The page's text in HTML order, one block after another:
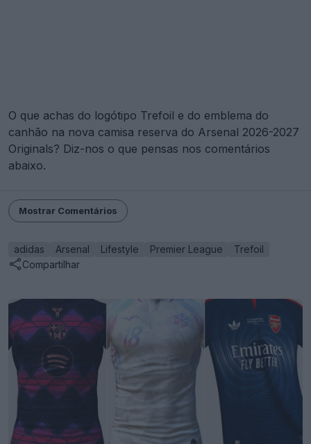
O que achas do logótipo Trefoil e do emblema do
canhão na nova camisa reserva do Arsenal 2026-2027
Originals? Diz-nos o que pensas nos comentários
abaixo.
Mostrar Comentários
adidas Arsenal Lifestyle Premier League
Trefoil
Compartilhar